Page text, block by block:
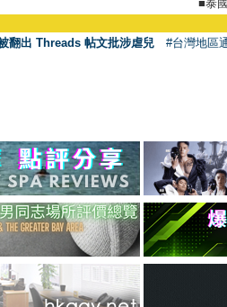
■泰
翻出 Threads 帖文批涉虐兒 #台灣地區